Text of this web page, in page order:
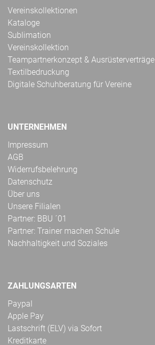
Vereinskollektionen
Kataloge
Sublimation
Vereinskollektion
Teampartnerkonzept & Ausrüsterverträge
Textilbedruckung
Digitale Schuhberatung für Vereine
UNTERNEHMEN
Impressum
AGB
Widerrufsbelehrung
Datenschutz
Über uns
Unsere Filialen
Partner: BBU ´01
Partner: Trainer machen Schule
Nachhaltigkeit und Soziales
ZAHLUNGSARTEN
Paypal
Apple Pay
Lastschrift (ELV) via Sofort
Kreditkarte